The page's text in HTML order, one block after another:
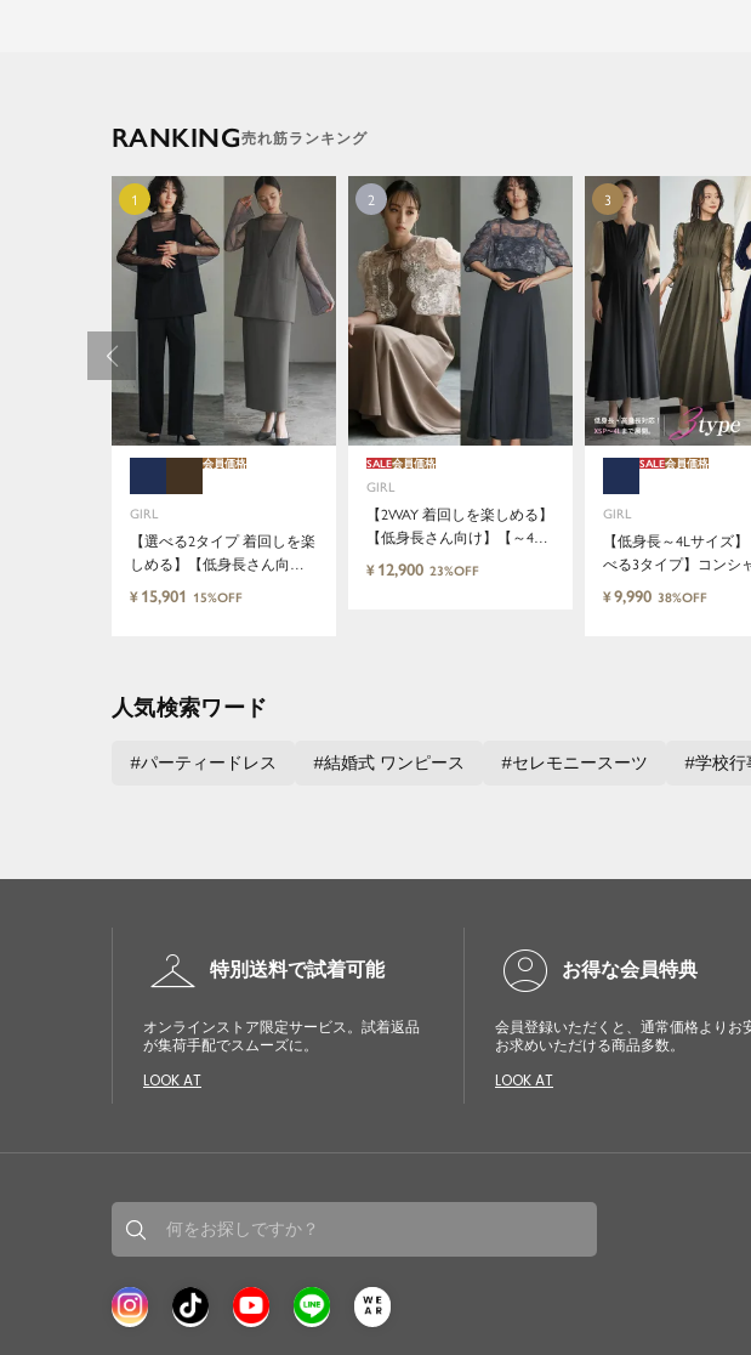
特別な日だ
ドレスは女性に
クローゼットに
RANKING
GIRL
【選べる2タイプ 着回しを楽
しめる】【低身長さん向
け】【～4Lサイズ】レイヤ
スパーティードレス
会員価格
¥ 15,901 15%OFF
GIRL
【2WAY 着回しを楽しめる】
【低身長さん向け】【～4L
サイズ】レースブラウス&マ
SALE会員価格
¥ 12,900 23%OFF
GIRL
【低身長～4Lサイズ
べる3タイプ】コンシ
リーブXラインキーネ
SALE会員価格
¥9,990 38%OFF
人気検索ワード
パーティードレス 結婚式 ワンピース セレモニースーツ 学校行
checkroom 特別送料で試着可能
オンラインストア限定サービス。試着返品
が集荷手配でスムーズに。
LOOK AT
account_circle お得な会員特典
会員登録いただくと、通常価格よりお
お求めいただける商品多数。
LOOK AT